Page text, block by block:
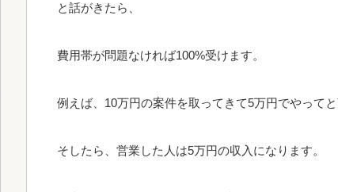
と話がきたら、
費用帯が問題なければ100%受けます。
例えば、10万円の案件を取ってきて5万円でやって
そしたら、営業した人は5万円の収入になります。